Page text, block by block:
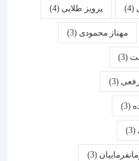
پرویز طلایی(4)
محمودی(3)
(3)